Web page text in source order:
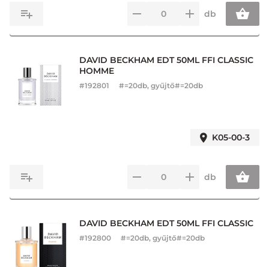
db
DAVID BECKHAM EDT 50ML FFI CLASSIC
HOMME
#192801 #=20db, gyűjtő#=20db
K05-00-3
db
DAVID BECKHAM EDT 50ML FFI CLASSIC
#192800 #=20db, gyűjtő#=20db